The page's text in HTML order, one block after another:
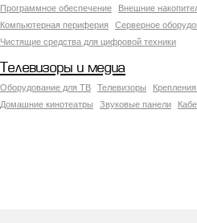
Программное обеспечение
Внешние
Компьютерная периферия
Серверное
Чистящие средства для цифровой техники
Телевизоры и медиа
Оборудование для ТВ Телевизоры
Домашние кинотеатры
Звуковые панели